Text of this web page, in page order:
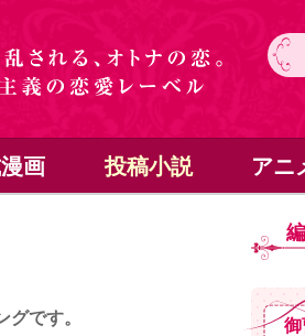
画 投稿小説 アニ
です。